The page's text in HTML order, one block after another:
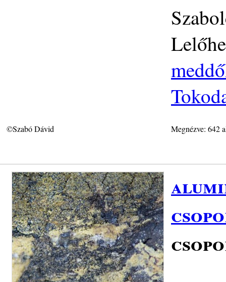
©Szabó Dávid Megnézve: 642